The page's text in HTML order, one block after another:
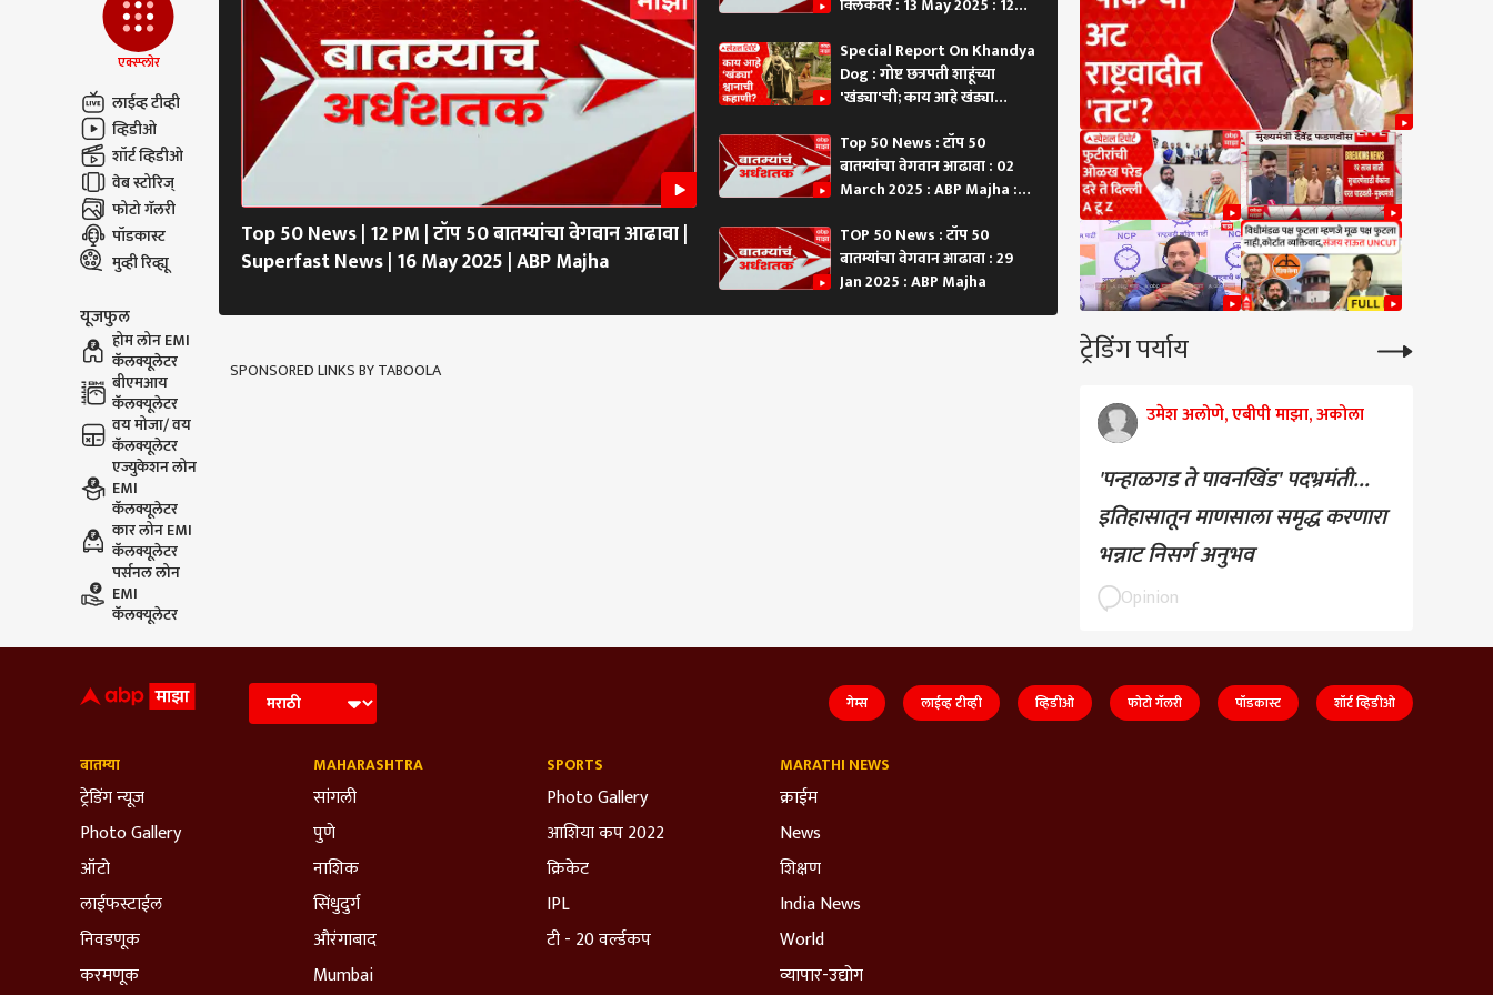
एक्स्प्लोर
लाईव्ह टीव्ही
व्हिडीओ
शॉर्ट व्हिडीओ
वेब स्टोरिज्
फोटो गॅलरी
पॉडकास्ट
मुव्ही रिव्ह्यू
यूजफुल
होम लोन EMI
कॅलक्यूलेटर
बीएमआय
कॅलक्यूलेटर
वय मोजा/ वय
कॅलक्यूलेटर
एज्युकेशन लोन
EMI
कॅलक्यूलेटर
कार लोन EMI
कॅलक्यूलेटर
पर्सनल लोन
EMI
कॅलक्यूलेटर
Top 50 News | 12 PM | टॉप 50 बातम्यांचा वेगवान आढावा |
Superfast News | 16 May 2025 | ABP Majha
Special Report On Khandya
Dog : गोष्ट छत्रपती शाहूंच्या
'खंड्या'ची; काय आहे खंड्या
Top 50 News : टॉप 50
बातम्यांचा वेगवान आढावा : 02
March 2025 : ABP Majha :
TOP 50 News : टॉप 50
बातम्यांचा वेगवान आढावा : 29
Jan 2025 : ABP Majha
SPONSORED LINKS BY TABOOLA ट्रेडिंग पर्याय
उमेश अलोणे, एबीपी माझा, अकोला
'पन्हाळगड ते पावनखिंड' पदभ्रमंती...
इतिहासातून माणसाला समृद्ध करणारा
भन्नाट निसर्ग अनुभव
Opinion
विधेयक सिनेटकडून मंजूर
आता पोलिसांच्या तपासातून
सगळं आलं समोर!
भारतीय नकाशात समाविष्ट
खासदारांना दिल्लीत राहण्याचे
पाकिस्तानवरचा हल्ला हा
सौदी अन् तुर्कीवरील हल्ला
समजला जाईल; मुस्लिम
देशांमध्ये करार, भारताची
मोठी प्रतिक्रिया
जंतरमंतरवर धर्मेंद्र प्रधानांच्या
राजीनाम्यासाठी तब्बल तीन
आठवडे उपोषण करणाऱ्या
AISA अध्यक्षा नेहा बोरांवर
शाई फेकली; म्हणाल्या,
अश्रुधुरांना घाबरलो नाही, या
शाईने काय होणार?
पुढचं मी काय बोलत नाही..'
अमित भाई बोलतील तेव्हा
विरोधक पळून जातील, त्यांना
शिकवायची गरज नाही,
मोदीजींच्या निवासाबाहेर
आंदोलन षड्यंत्र : एकनाथ शिंदे
भाजपमधील आवडता नेता
कोण असा प्रश्न? राहुल गांधी
यांनी 'अंकल' म्हणत उत्तर दिलं,
माजी मुख्यमंत्र्यांची प्रतिक्रिया
गेम्स लाईव्ह टीव्ही व्हिडीओ फोटो गॅलरी पॉडकास्ट शॉर्ट व्हिडीओ
बातम्या
ट्रेडिंग न्यूज
Photo Gallery
ऑटो
लाईफस्टाईल
निवडणूक
करमणूक
MAHARASHTRA
सांगली
पुणे
नाशिक
सिंधुदुर्ग
औरंगाबाद
Mumbai
SPORTS
Photo Gallery
आशिया कप 2022
क्रिकेट
IPL
टी - 20 वर्ल्डकप
MARATHI NEWS
क्राईम
News
शिक्षण
India News
World
व्यापार-उद्योग